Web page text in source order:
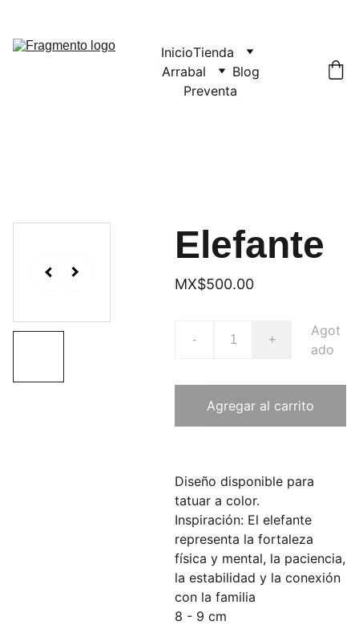
InicioTienda
Arrabal
Blog
Preventa
Elefante
MX$500.00
- +
Agot
ado
Agregar al carrito
Diseño disponible para
tatuar a color.
Inspiración: El elefante
representa la fortaleza
física y mental, la paciencia,
la estabilidad y la conexión
con la familia
8 - 9 cm